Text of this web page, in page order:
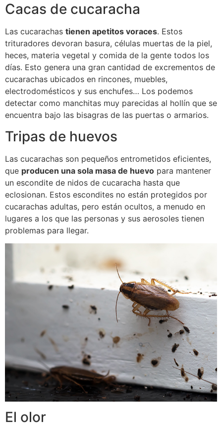
Cacas de cucaracha
Las cucarachas tienen apetitos voraces. Estos
trituradores devoran basura, células muertas de la piel,
heces, materia vegetal y comida de la gente todos los
días. Esto genera una gran cantidad de excrementos de
cucarachas ubicados en rincones, muebles,
electrodomésticos y sus enchufes… Los podemos
detectar como manchitas muy parecidas al hollín que se
encuentra bajo las bisagras de las puertas o armarios.
Tripas de huevos
Las cucarachas son pequeños entrometidos eficientes,
que producen una sola masa de huevo para mantener
un escondite de nidos de cucaracha hasta que
eclosionan. Estos escondites no están protegidos por
cucarachas adultas, pero están ocultos, a menudo en
lugares a los que las personas y sus aerosoles tienen
problemas para llegar.
El olor